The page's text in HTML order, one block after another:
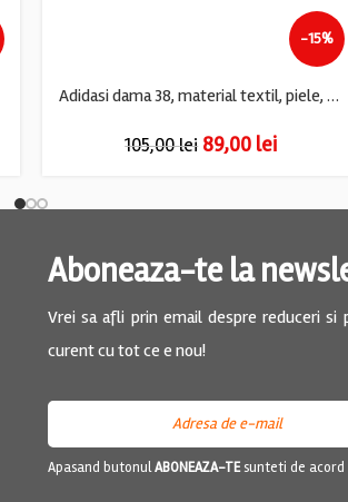
-15%
Adidasi dama 38, material textil, piele, alb gri
105,00lei 89,00 lei
Aboneaza-te la
Vrei sa afli prin email despre reduceri
curent cu tot ce e nou!
Apasand butonulABONEAZA-TEsunteti de acord